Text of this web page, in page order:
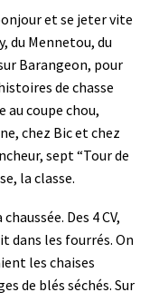
et se jeter vite
du Mennetou, du
Barangeon, pour
de chasse
au coupe chou,
chez Bic et chez
sept “Tour de
la classe.
Des 4 CV,
dans les fourrés. On
les chaises
de blés séchés. Sur